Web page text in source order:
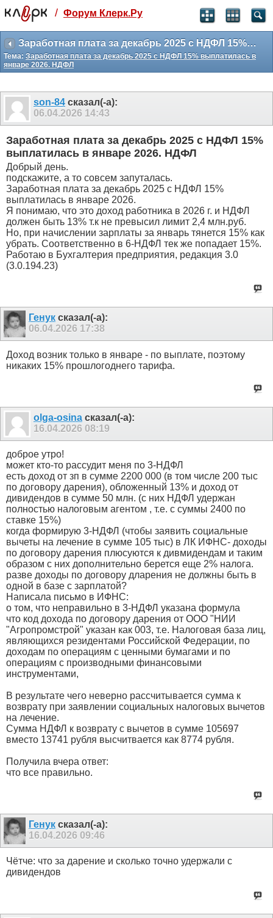
Святые угодники, Клерк без рекламы
прекрасен:)
месяц
99 ₽
259 ₽
-10%
полгода
499
-15%
Отмена Оплатить
/ Форум Клерк.Ру
Заработная плата за декабрь 2025 с НДФЛ 15% выплатилась в январе 2026. НДФЛ
Тема: Заработная плата за декабрь 2025 с НДФЛ 15% выплатилась в
январе 2026. НДФЛ
son-84 сказал(-а):
06.04.2026 14:43
Заработная плата за декабрь 2025 с НДФЛ 15%
выплатилась в январе 2026. НДФЛ
Добрый день.
подскажите, а то совсем запуталась.
Заработная плата за декабрь 2025 с НДФЛ 15%
выплатилась в январе 2026.
Я понимаю, что это доход работника в 2026 г. и НДФЛ
должен быть 13% т.к не превысил лимит 2,4 млн.руб.
Но, при начислении зарплаты за январь тянется 15% как
убрать. Соответственно в 6-НДФЛ тек же попадает 15%.
Работаю в Бухгалтерия предприятия, редакция 3.0
(3.0.194.23)
Генук сказал(-а):
06.04.2026 17:38
Доход возник только в январе - по выплате, поэтому
никаких 15% прошлогоднего тарифа.
olga-osina сказал(-а):
16.04.2026 08:19
доброе утро!
может кто-то рассудит меня по 3-НДФЛ
есть доход от зп в сумме 2200 000 (в том числе 200 тыс
по договору дарения), обложенный 13% и доход от
дивидендов в сумме 50 млн. (с них НДФЛ удержан
полностью налоговым агентом , т.е. с суммы 2400 по
ставке 15%)
когда формирую 3-НДФЛ (чтобы заявить социальные
вычеты на лечение в сумме 105 тыс) в ЛК ИФНС- доходы
по договору дарения плюсуются к дивмидендам и таким
образом с них дополнительно берется еще 2% налога.
разве доходы по договору дларения не должны быть в
одной в базе с зарплатой?
Написала письмо в ИФНС:
о том, что неправильно в 3-НДФЛ указана формула
что код дохода по договору дарения от ООО "НИИ
"Агропромстрой" указан как 003, т.е. Налоговая база лиц,
являющихся резидентами Российской Федерации, по
доходам по операциям с ценными бумагами и по
операциям с производными финансовыми
инструментами,
В результате чего неверно рассчитывается сумма к
возврату при заявлении социальных налоговых вычетов
на лечение.
Сумма НДФЛ к возврату с вычетов в сумме 105697
вместо 13741 рубля высчитвается как 8774 рубля.
Получила вчера ответ:
что все правильно.
Генук сказал(-а):
16.04.2026 09:46
Чётче: что за дарение и сколько точно удержали с
дивидендов